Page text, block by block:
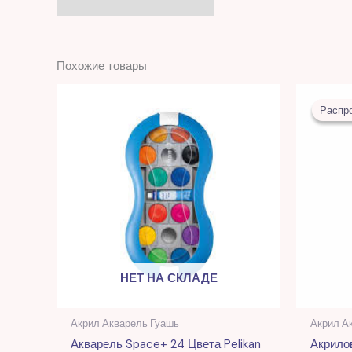
Похожие товары
НЕТ НА СКЛАДЕ
Акрил Акварель Гуашь
Акварель Space+ 24 Цвета Pelikan
Акрил